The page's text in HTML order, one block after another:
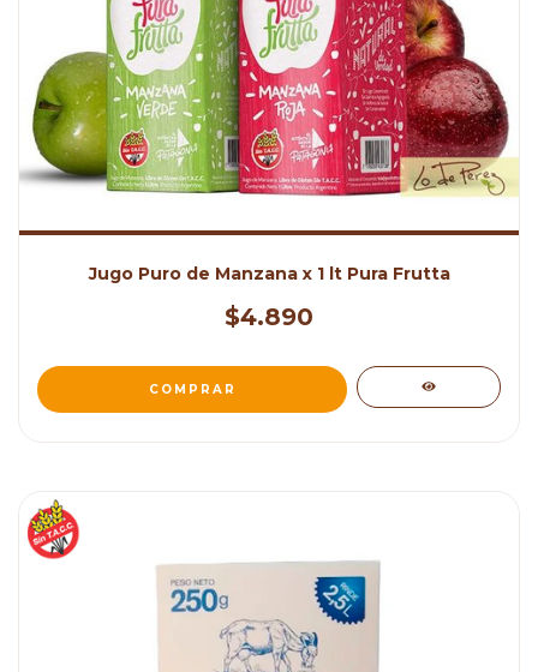
Jugo Puro de Manzana x 1 lt Pura Frutta
$4.890